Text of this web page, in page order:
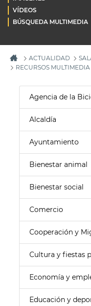
VÍDEOS
BÚSQUEDA MULTIMEDIA
ACTUALIDAD
RECURSOS MULTIMEDIA
Agencia de la
Alcaldía
Ayuntamiento
Bienestar animal
Bienestar social
Comercio
Cooperación y
Cultura y fiestas
Economía y
Educación y